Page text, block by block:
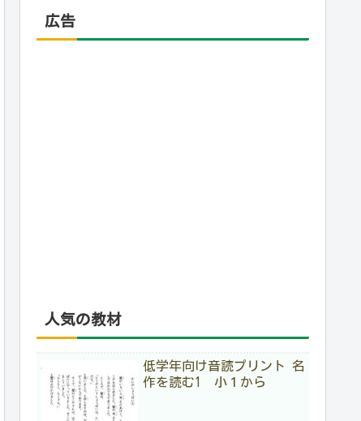
広告
人気の教材
低学年向け音読プリント 名
作を読む1 小１から